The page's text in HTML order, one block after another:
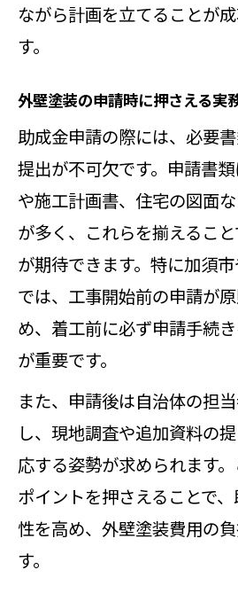
ながら計画を立てることが
す。
外壁塗装の申請時に押さえる実
助成金申請の際には、必要
提出が不可欠です。申請書
や施工計画書、住宅の図面
が多く、これらを揃えるこ
が期待できます。特に加須
では、工事開始前の申請が
め、着工前に必ず申請手続
が重要です。
また、申請後は自治体の担
し、現地調査や追加資料の
応する姿勢が求められます
ポイントを押さえることで
性を高め、外壁塗装費用の
す。